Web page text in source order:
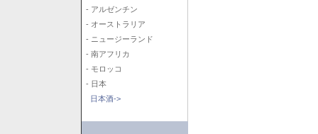
- アルゼンチン
- オーストラリア
- ニュージーランド
- 南アフリカ
- モロッコ
- 日本
日本酒->